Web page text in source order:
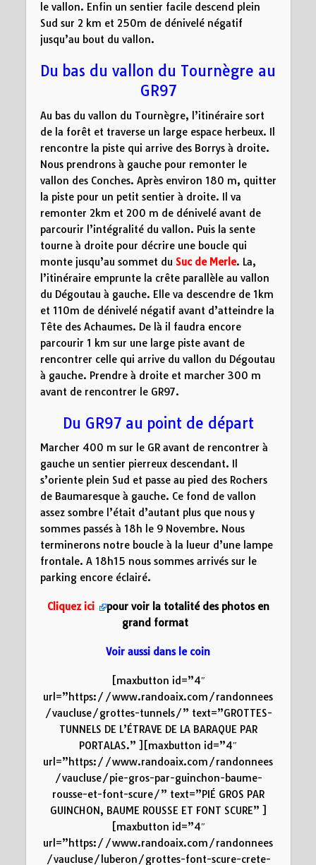
le vallon. Enfin un sentier facile descend plein
Sud sur 2 km et 250m de dénivelé négatif
jusqu’au bout du vallon.
Du bas du vallon du Tournègre au
GR97
Au bas du vallon du Tournègre, l’itinéraire sort
de la forêt et traverse un large espace herbeux. Il
rencontre la piste qui arrive des Borrys à droite.
Nous prendrons à gauche pour remonter le
vallon des Conches. Après environ 180 m, quitter
la piste pour un petit sentier à droite. Il va
remonter 2km et 200 m de dénivelé avant de
parcourir l’intégralité du vallon. Puis la sente
tourne à droite pour décrire une boucle qui
monte jusqu’au sommet du Suc de Merle. La,
l’itinéraire emprunte la crête parallèle au vallon
du Dégoutau à gauche. Elle va descendre de 1km
et 110m de dénivelé négatif avant d’atteindre la
Tête des Achaumes. De là il faudra encore
parcourir 1 km sur une large piste avant de
rencontrer celle qui arrive du vallon du Dégoutau
à gauche. Prendre à droite et marcher 300 m
avant de rencontrer le GR97.
Du GR97 au point de départ
Marcher 400 m sur le GR avant de rencontrer à
gauche un sentier pierreux descendant. Il
s’oriente plein Sud et passe au pied des Rochers
de Baumaresque à gauche. Ce fond de vallon
assez sombre l’était d’autant plus que nous y
sommes passés à 18h le 9 Novembre. Nous
terminerons notre boucle à la lueur d’une lampe
frontale. A 18h15 nous sommes arrivés sur le
parking encore éclairé.
Cliquez ici
pour voir la totalité des photos en
grand format
Voir aussi dans le coin
[maxbutton id=”4″
url=”https://www.randoaix.com/randonnees
/vaucluse/grottes-tunnels/” text=”GROTTES-
TUNNELS DE L’ÉTRAVE DE LA BARAQUE PAR
PORTALAS.” ][maxbutton id=”4″
url=”https://www.randoaix.com/randonnees
/vaucluse/pie-gros-par-guinchon-baume-
rousse-et-font-scure/” text=”PIÉ GROS PAR
GUINCHON, BAUME ROUSSE ET FONT SCURE” ]
[maxbutton id=”4″
url=”https://www.randoaix.com/randonnees
/vaucluse/luberon/grottes-font-scure-crete-